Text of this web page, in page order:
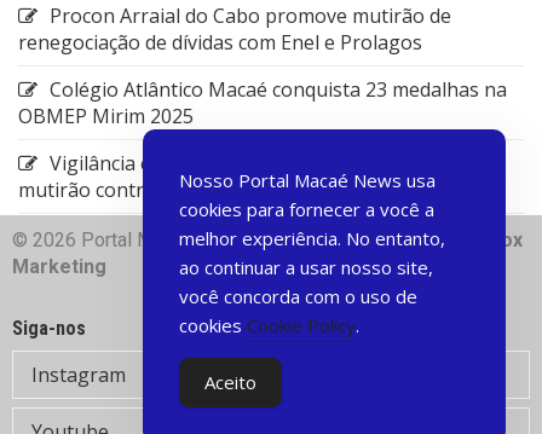
Procon Arraial do Cabo promove mutirão de
renegociação de dívidas com Enel e Prolagos
Colégio Atlântico Macaé conquista 23 medalhas na
OBMEP Mirim 2025
Vigilância em Saúde de Rio das Ostras promove
mutirão contra arboviroses
© 2026 Portal Macae News | Desenvolvido com♥
Dart Box
Marketing
Siga-nos
Instagram
Nosso Portal Macaé News usa
cookies para fornecer a você a
melhor experiência. No entanto,
ao continuar a usar nosso site,
você concorda com o uso de
cookies Cookie Policy.
Aceito